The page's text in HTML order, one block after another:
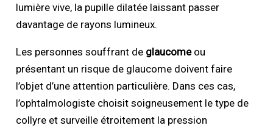
lumière vive, la pupille dilatée laissant passer
davantage de rayons lumineux.
Les personnes souffrant de glaucomeou
présentant un risque de glaucome doivent faire
l’objet d’une attention particulière. Dans ces cas,
l’ophtalmologiste choisit soigneusement le type de
collyre et surveille étroitement la pression